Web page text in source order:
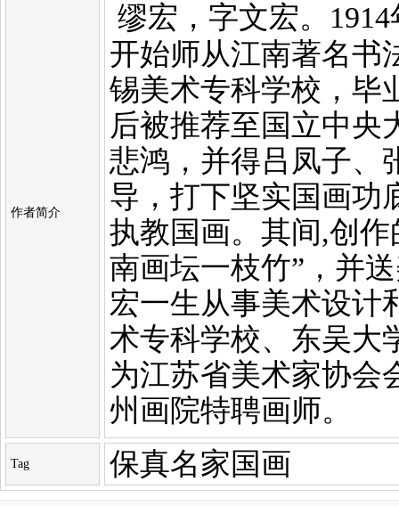
作者简介
缪宏，字文宏。
开始师从江南著名书
锡美术专科学校，毕
后被推荐至国立中央
悲鸿，并得吕凤子、
导，打下坚实国画功
执教国画。其间,创
南画坛一枝竹”，并
宏一生从事美术设计
术专科学校、东吴大
为江苏省美术家协会
州画院特聘画师。
Tag 保真名家国画